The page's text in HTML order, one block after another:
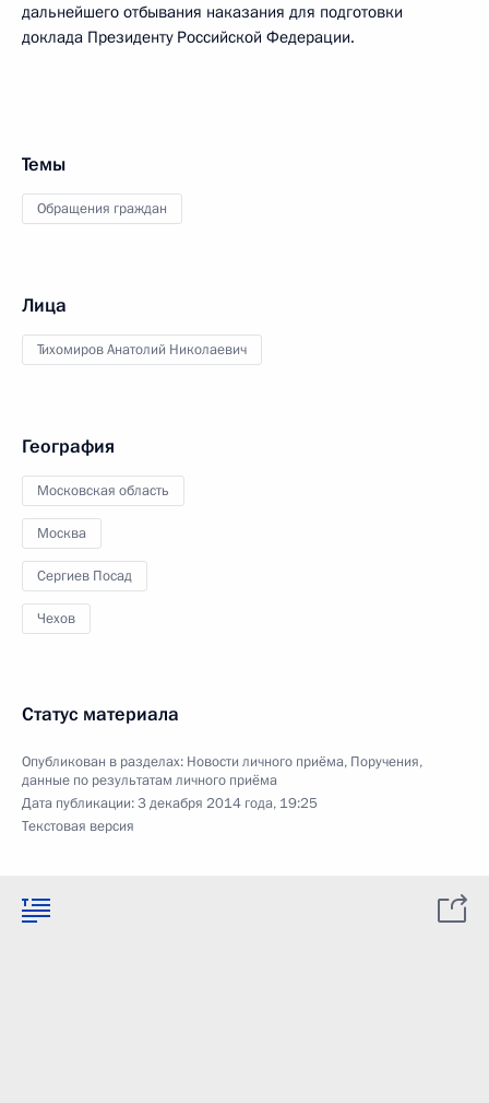
дальнейшего отбывания наказания для подготовки
доклада Президенту Российской Федерации.
Темы
Обращения граждан
Лица
Тихомиров Анатолий Николаевич
География
Московская область
Москва
Сергиев Посад
Чехов
Статус материала
Опубликован в разделах: Новости личного приёма, Поручения,
данные по результатам личного приёма
Дата публикации:3 декабря 2014 года, 19:25
Текстовая версия